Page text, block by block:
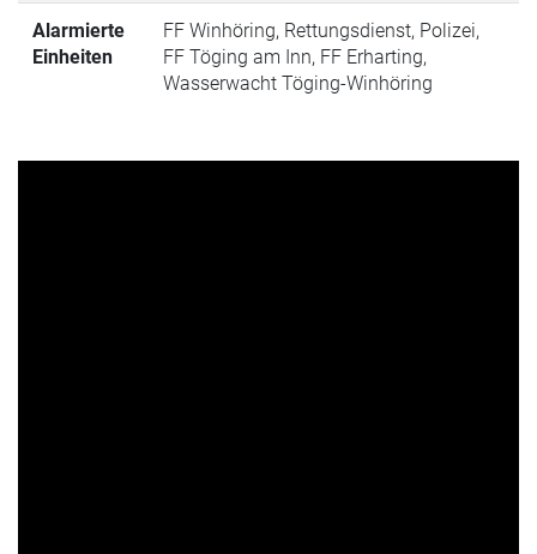
Alarmierte
Einheiten
FF Winhöring, Rettungsdienst, Polizei,
FF Töging am Inn, FF Erharting,
Wasserwacht Töging-Winhöring